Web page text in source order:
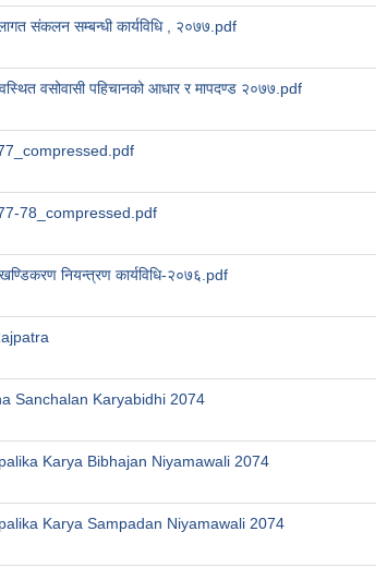
संकलन सम्बन्धी कार्यविधि , २०७७.pdf
वसोवासी पहिचानको आधार र मापदण्ड २०७७.pdf
78_compressed.pdf
नियन्त्रण कार्यविधि-२०७६.pdf
Sanchalan Karyabidhi 2074
Karya Bibhajan Niyamawali 2074
Karya Sampadan Niyamawali 2074